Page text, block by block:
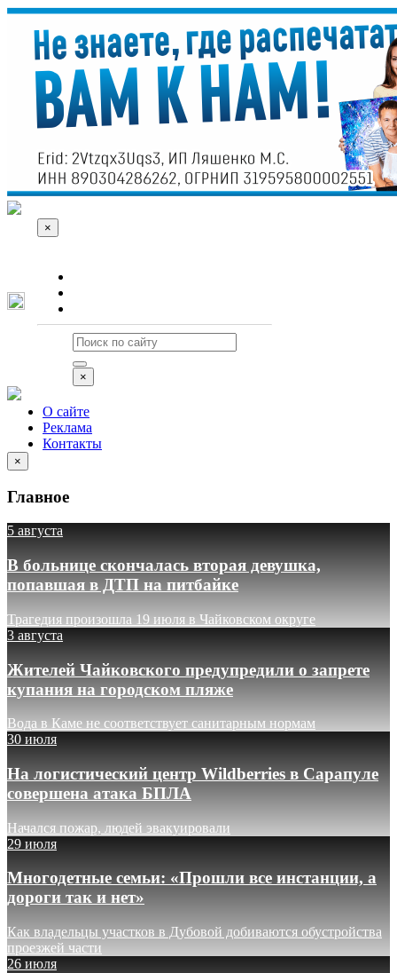
×
×
О сайте
Реклама
Контакты
×
Главное
5 августа
В больнице скончалась вторая девушка,
попавшая в ДТП на питбайке
Трагедия произошла 19 июля в Чайковском округе
3 августа
Жителей Чайковского предупредили о запрете
купания на городском пляже
Вода в Каме не соответствует санитарным нормам
30 июля
На логистический центр Wildberries в Сарапуле
совершена атака БПЛА
Начался пожар, людей эвакуировали
29 июля
Многодетные семьи: «Прошли все инстанции, а
дороги так и нет»
Как владельцы участков в Дубовой добиваются обустройства
проезжей части
26 июля